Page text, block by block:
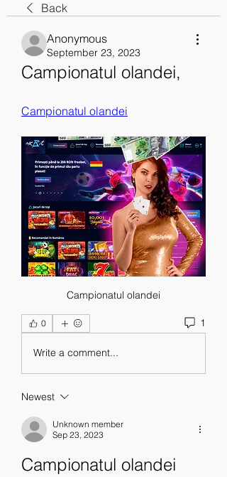
Back
Anonymous
September 23, 2023
Campionatul olandei,
Campionatul olandei
Campionatul olandei
0 1
Write a comment...
Newest
Unknown member
Sep 23, 2023
Campionatul olandei